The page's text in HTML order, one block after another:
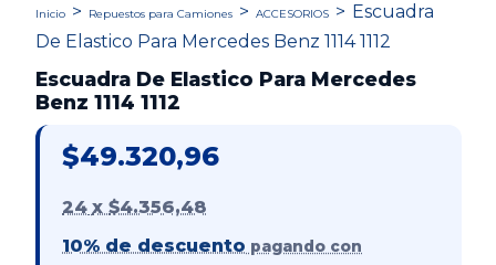
Inicio > Repuestos para Camiones > ACCESORIOS > Escuadra
De Elastico Para Mercedes Benz 1114 1112
Escuadra De Elastico Para Mercedes
Benz 1114 1112
$49.320,96
24 x $4.356,48
10% de descuento pagando con